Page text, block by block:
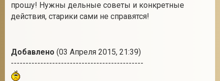
прошу! Нужны дельные советы и конкретные
действия, старики сами не справятся!
Добавлено (03 Апреля 2015, 21:39)
---------------------------------------------